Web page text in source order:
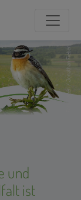
Foto: igreen / Jonathan Fieber
und
ist